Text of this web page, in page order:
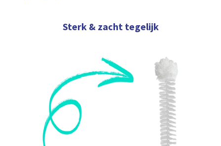
Sterk & zacht tegelijk